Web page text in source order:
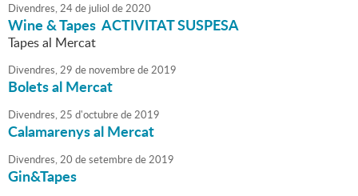
Divendres,24de juliol de2020
Wine & Tapes ACTIVITAT SUSPESA
Tapes al Mercat
Divendres,29 de novembrede2019
Bolets al Mercat
Divendres,25 d'octubrede2019
Calamarenys al Mercat
Divendres,20 desetembrede2019
Gin&Tapes